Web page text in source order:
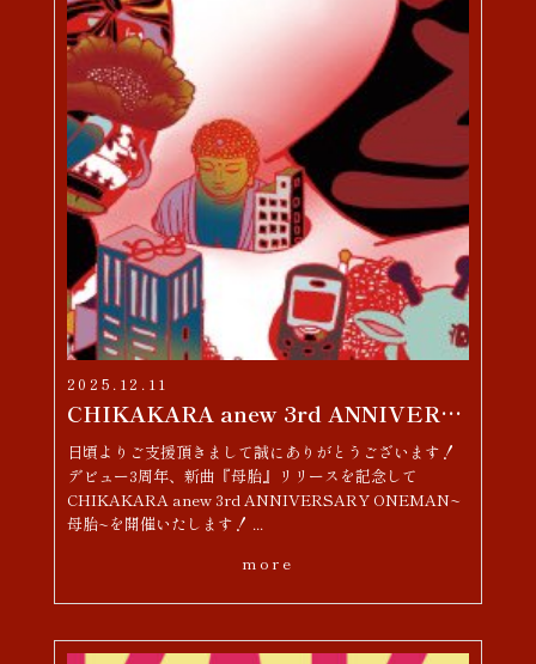
2025.12.11
CHIKAKARA anew 3rd ANNIVERSARY ONEMAN~母胎~
日頃よりご支援頂きまして誠にありがとうございます！
デビュー3周年、新曲『母胎』リリースを記念して
CHIKAKARA anew 3rd ANNIVERSARY ONEMAN~
母胎~を開催いたします！ ...
more